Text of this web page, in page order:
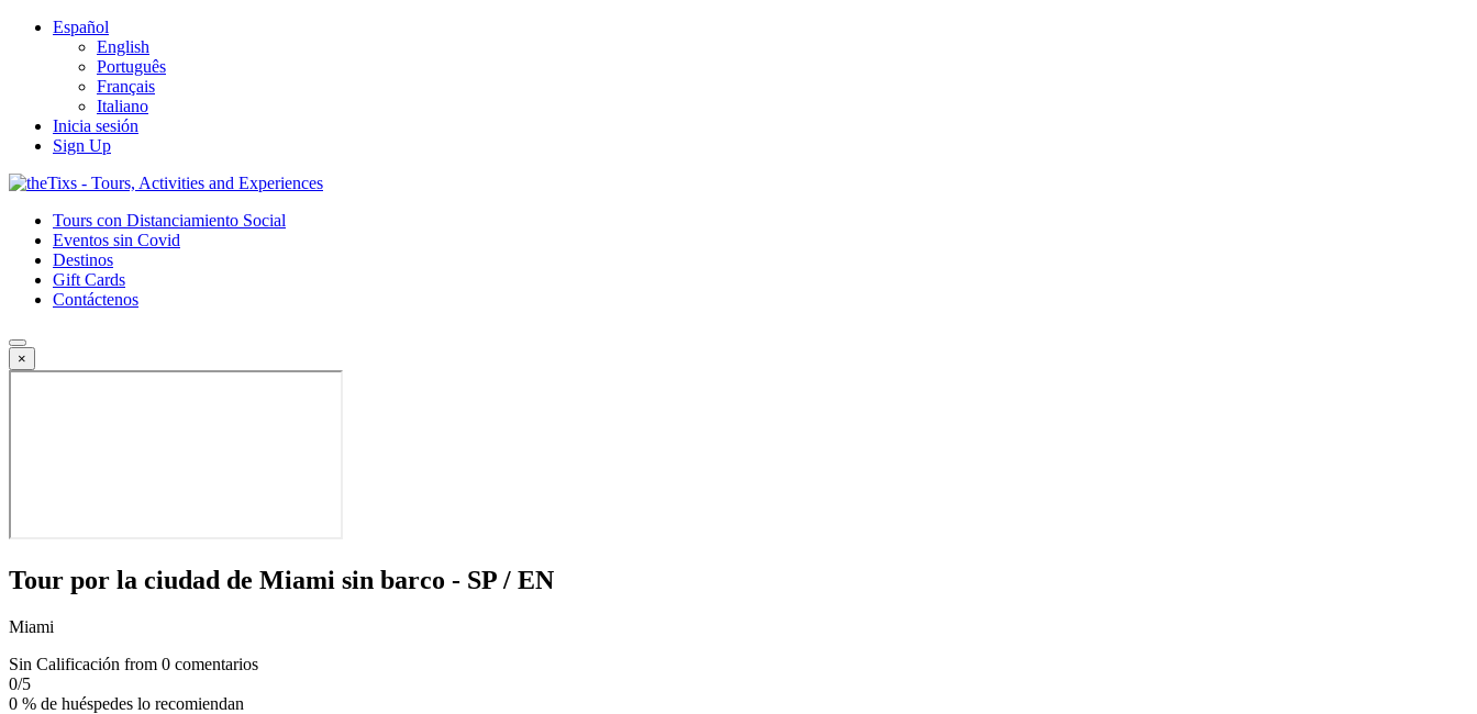
Español
English
Português
Français
Italiano
Inicia sesión
Sign Up
Tours con Distanciamiento Social
Eventos sin Covid
Destinos
Gift Cards
Contáctenos
×
Tour por la ciudad de Miami sin barco - SP / EN
Miami
Sin Calificación from 0 comentarios
0/5
0 % de huéspedes lo recomiendan